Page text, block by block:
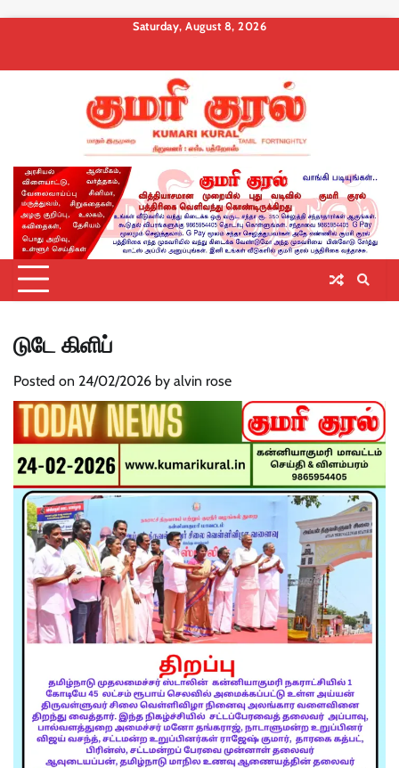
content
Saturday, August 8, 2026
Policy
Conditions
CheckoutCancel
டுடே கிளிப்
Posted on 24/02/2026 by alvin rose